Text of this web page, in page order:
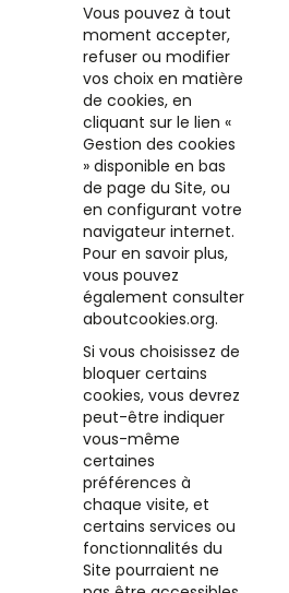
Vous pouvez à tout
moment accepter,
refuser ou modifier
vos choix en matière
de cookies, en
cliquant sur le lien «
Gestion des cookies
» disponible en bas
de page du Site, ou
en configurant votre
navigateur internet.
Pour en savoir plus,
vous pouvez
également consulter
aboutcookies.org.
Si vous choisissez de
bloquer certains
cookies, vous devrez
peut-être indiquer
vous-même
certaines
préférences à
chaque visite, et
certains services ou
fonctionnalités du
Site pourraient ne